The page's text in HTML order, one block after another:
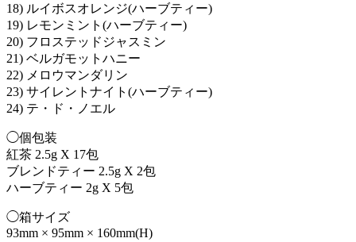
18) ルイボスオレンジ(ハーブティー)
19) レモンミント(ハーブティー)
20) フロステッドジャスミン
21) ベルガモットハニー
22) メロウマンダリン
23) サイレントナイト(ハーブティー)
24) テ・ド・ノエル
◯個包装
紅茶 2.5g X 17包
ブレンドティー 2.5g X 2包
ハーブティー 2g X 5包
◯箱サイズ
93mm × 95mm × 160mm(H)